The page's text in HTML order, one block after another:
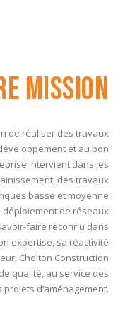
mission
de réaliser des travaux
et au bon
intervient dans les
des travaux
basse et moyenne
déploiement de réseaux
faire reconnu dans
expertise, sa réactivité
Cholton Construction
qualité, au service des
d’aménagement.